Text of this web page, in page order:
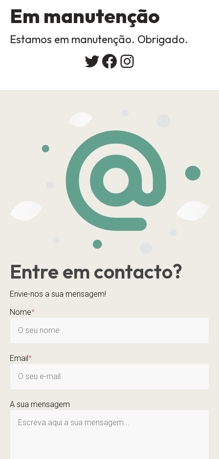
Em manutenção
Estamos em manutenção. Obrigado.
Twitter
Facebook
Instagram
Entre em contacto?
Envie-nos a sua mensagem!
Nome*
Email*
A sua mensagem